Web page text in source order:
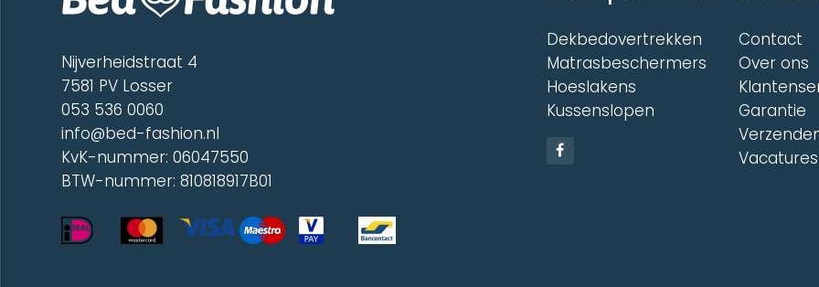
Nijverheidstraat 4
7581 PV Losser
053 536 0060
info@bed-fashion.nl
KvK-nummer: 06047550
BTW-nummer: 810818917B01
Dekbedovertrekken
Matrasbeschermers
Hoeslakens
Kussenslopen
Contact
Over ons
Garantie
Vacatures